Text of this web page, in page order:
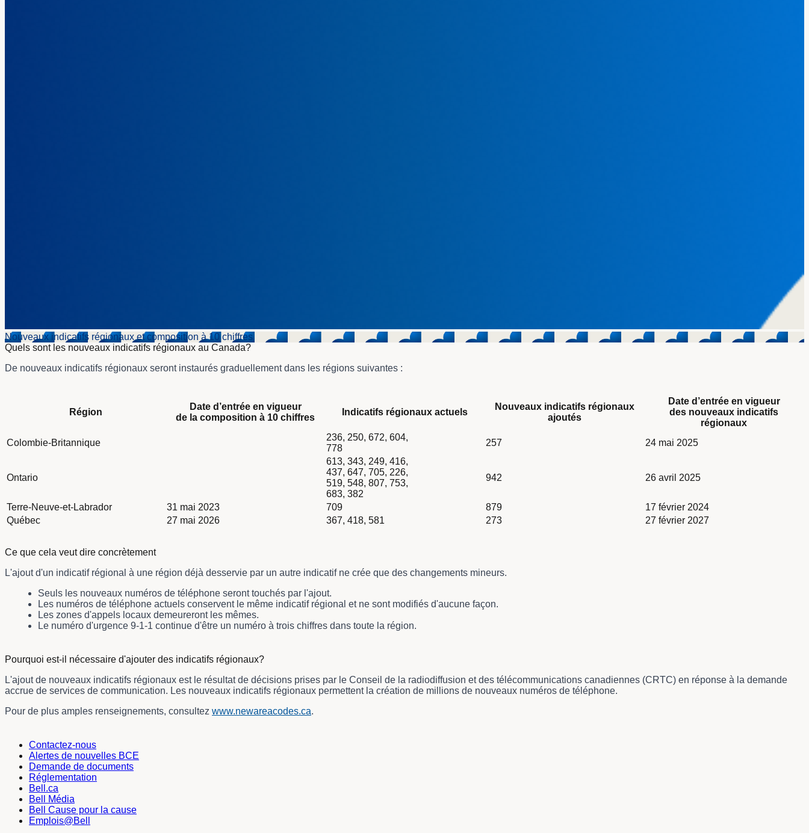
Nouveaux indicatifs régionaux et composition à 10 chiffres
Quels sont les nouveaux indicatifs régionaux au Canada?
De nouveaux indicatifs régionaux seront instaurés graduellement dans les régions suivantes :
Colonne Date d’entrée en vigueur<br/> de la composition à 10 chiffres
Colonne Date d’entrée en vigueur <br/> des nouveaux indicatifs régionaux
Tableau des dividendes intitulé What are the new area codes in Canada? avec 4 lignes de données. Utilisez les flèches pour naviguer dans le tableau.
Région
Date d’entrée en vigueur
de la composition à 10 chiffres
Indicatifs régionaux actuels
Nouveaux indicatifs régionaux
ajoutés
Date d’entrée en vigueur
des nouveaux indicatifs
régionaux
Colombie-Britannique
236, 250, 672, 604,
778
257 24 mai 2025
Ontario
613, 343, 249, 416,
437, 647, 705, 226,
519, 548, 807, 753,
683, 382
942 26 avril 2025
Terre-Neuve-et-Labrador 31 mai 2023 709 879
17 février 2024
Québec
27 mai 2026 367, 418, 581 273 27 février 2027
Ce que cela veut dire concrètement
L'ajout d'un indicatif régional à une région déjà desservie par un autre indicatif ne crée que des changements mineurs.
Seuls les nouveaux numéros de téléphone seront touchés par l'ajout.
Les numéros de téléphone actuels conservent le même indicatif régional et ne sont modifiés d'aucune façon.
Les zones d'appels locaux demeureront les mêmes.
Le numéro d'urgence 9-1-1 continue d'être un numéro à trois chiffres dans toute la région.
Pourquoi est-il nécessaire d'ajouter des indicatifs régionaux?
L'ajout de nouveaux indicatifs régionaux est le résultat de décisions prises par le Conseil de la radiodiffusion et des télécommunications canadiennes (CRTC) en réponse à la demande
accrue de services de communication. Les nouveaux indicatifs régionaux permettent la création de millions de nouveaux numéros de téléphone.
Pour de plus amples renseignements, consultez www.newareacodes.ca.
Contactez-nous
Alertes de nouvelles BCE
Demande de documents
Réglementation
Bell.ca
Bell Média
Bell Cause pour la cause
Emplois@Bell